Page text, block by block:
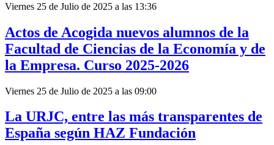
Viernes 25 de Julio de 2025 a las 13:36
Actos de Acogida nuevos alumnos de la
Facultad de Ciencias de la Economía y de
la Empresa. Curso 2025-2026
Viernes 25 de Julio de 2025 a las 09:00
La URJC, entre las más transparentes de
España según HAZ Fundación